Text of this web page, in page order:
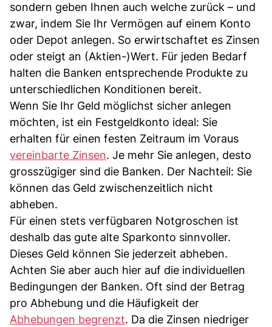
sondern geben Ihnen auch welche zurück – und
zwar, indem Sie Ihr Vermögen auf einem Konto
oder Depot anlegen. So erwirtschaftet es Zinsen
oder steigt an (Aktien-)Wert. Für jeden Bedarf
halten die Banken entsprechende Produkte zu
unterschiedlichen Konditionen bereit.
Wenn Sie Ihr Geld möglichst sicher anlegen
möchten, ist ein Festgeldkonto ideal: Sie
erhalten für einen festen Zeitraum im Voraus
vereinbarte Zinsen. Je mehr Sie anlegen, desto
grosszügiger sind die Banken. Der Nachteil: Sie
können das Geld zwischenzeitlich nicht
abheben.
Für einen stets verfügbaren Notgroschen ist
deshalb das gute alte Sparkonto sinnvoller.
Dieses Geld können Sie jederzeit abheben.
Achten Sie aber auch hier auf die individuellen
Bedingungen der Banken. Oft sind der Betrag
pro Abhebung und die Häufigkeit der
Abhebungen begrenzt. Da die Zinsen niedriger